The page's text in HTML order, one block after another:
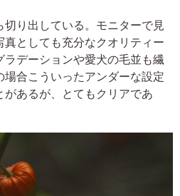
り出している。モニターで見
としても充分なクオリティー
デーションや愛犬の毛並も繊
合こういったアンダーな設定
あるが、とてもクリアであ